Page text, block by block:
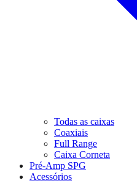
Todas as caixas
Coaxiais
Full Range
Caixa Corneta
Pré-Amp SPG
Acessórios